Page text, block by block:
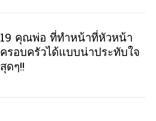
19 คุณพ่อ ที่ทำหน้าที่หัวหน้า
ครอบครัวได้แบบน่าประทับใจ
สุดๆ!!